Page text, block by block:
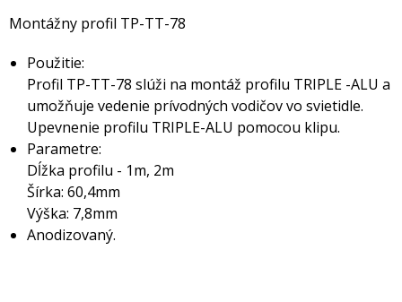
Montážny profil TP-TT-78
Použitie:
Profil TP-TT-78 slúži na montáž profilu TRIPLE -ALU a
umožňuje vedenie prívodných vodičov vo svietidle.
Upevnenie profilu TRIPLE-ALU pomocou klipu.
Parametre:
Dĺžka profilu - 1m, 2m
Šírka: 60,4mm
Výška: 7,8mm
Anodizovaný.